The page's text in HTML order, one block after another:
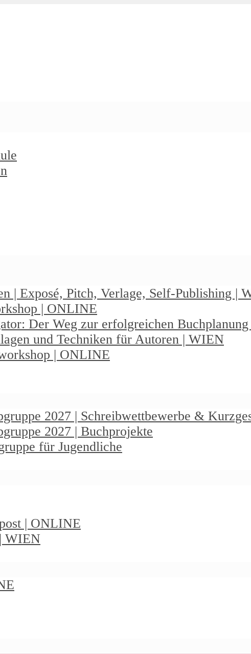
| Exposé, Pitch, Verlage, Self-Publishing |
| ONLINE
Der Weg zur erfolgreichen
und Techniken für Autoren | WIEN
| ONLINE
2027 | Schreibwettbewerbe &
2027 | Buchprojekte
für Jugendliche
| ONLINE
WIEN